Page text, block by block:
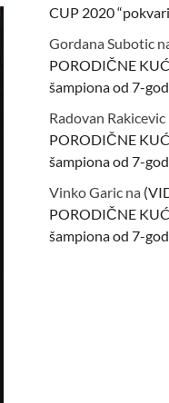
CUP 2020
Gordana Subotic
PORODIČNE
šampiona od 7-
Radovan Rakicevic
PORODIČNE
šampiona od 7-
Vinko Garic na
PORODIČNE
šampiona od 7-